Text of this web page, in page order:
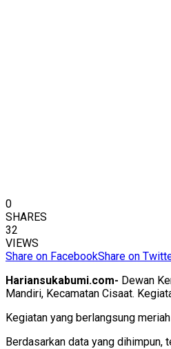
0
SHARES
32
VIEWS
Share on FacebookShare on
Hariansukabumi.com- Dewan
Mandiri, Kecamatan Cisaat.
Kegiatan yang berlangsung
Berdasarkan data yang